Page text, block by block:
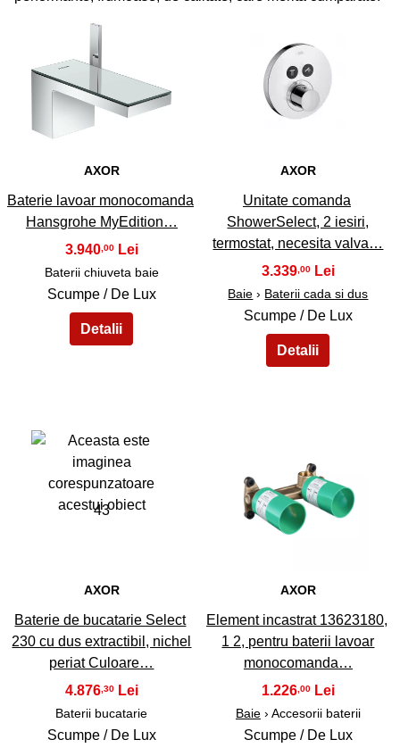
41
AXOR
Baterie lavoar monocomanda
Hansgrohe MyEdition…
3.940,00
Baterii chiuveta baie
Scumpe / De Lux
42
AXOR
Unitate comanda
ShowerSelect, 2 iesiri,
termostat, necesita valva…
3.339,00
Baie › Baterii cada si dus
Scumpe / De Lux
43
AXOR
Baterie de bucatarie Select
230 cu dus extractibil, nichel
periat Culoare…
4.876,30
Baterii bucatarie
Scumpe / De Lux
44
AXOR
Element incastrat 13623180,
1 2, pentru baterii lavoar
monocomanda…
1.226,00
Baie› Accesorii baterii
Scumpe / De Lux